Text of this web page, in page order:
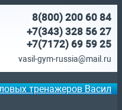
8(800) 200 60 84
+7(343) 328 56 27
+7(7172) 69 59 25
vasil-gym-russia@mail.ru
тренажеров Васил